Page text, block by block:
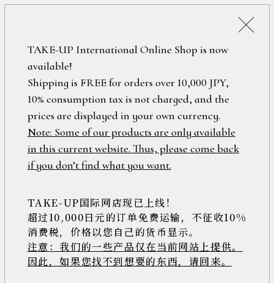
フリーワード
在庫なし含む
アイテム
ロ
グ
イ
ン
/
新
規
会
登
録
>>
TAKE-UP International Online Shop is now
available!
Shipping is FREE for orders over 10,000 JPY,
10% consumption tax is not charged, and the
prices are displayed in your own currency.
Note: Some of our products are only available
in this current website. Thus, please come back
if you don’t find what you want.
TAKE-UP国际网店现已上线！
超过10,000日元的订单免费运输，不征收10%
消费税，价格以您自己的货币显示。
注意：我们的一些产品仅在当前网站上提供。
因此，如果您找不到想要的东西，请回来。